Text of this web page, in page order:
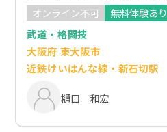
オンライン不可
無料体験あり
武道・格闘技
大阪府 東大阪市
近鉄けいはんな線・新石切駅
樋口 和宏